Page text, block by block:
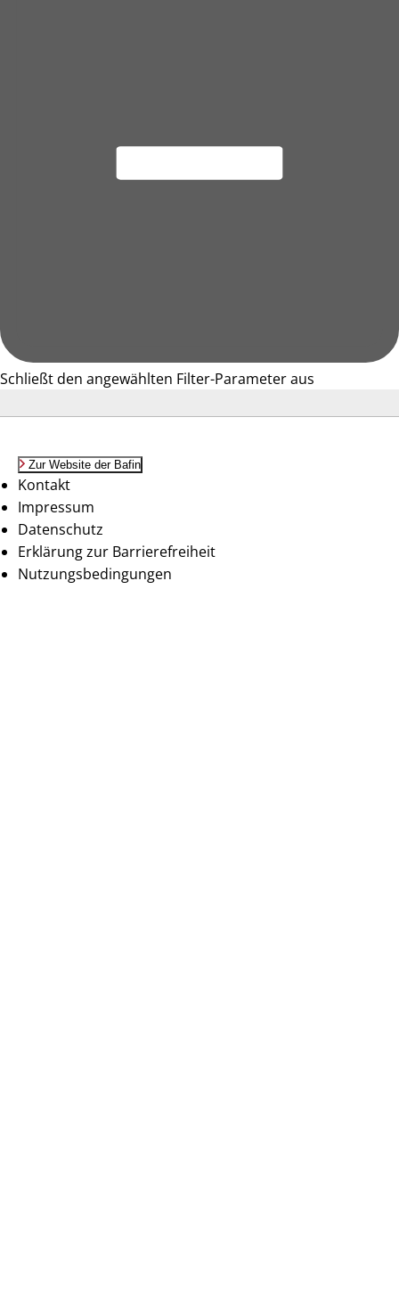
Schließt den angewählten Filter-Parameter aus
Zur Website der Bafin
Kontakt
Impressum
Datenschutz
Erklärung zur Barrierefreiheit
Nutzungsbedingungen